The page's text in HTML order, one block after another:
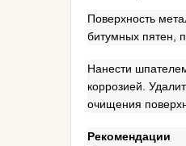
Поверхность
битумных пятен,
Нанести
коррозией.
очищения
Рекомендации